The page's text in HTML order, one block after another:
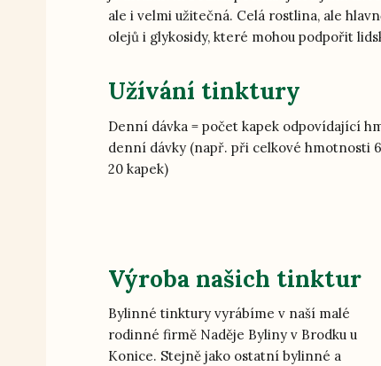
ale i velmi užitečná. Celá rostlina, ale
olejů i glykosidy, které mohou podpořit
Užívání tinktury
Denní dávka = počet kapek odpovídající
denní dávky (např. při celkové hmotnosti
20 kapek)
Výroba našich tinktur
Bylinné tinktury vyrábíme v naší malé
rodinné firmě Naděje Byliny v Brodku u
Konice. Stejně jako ostatní bylinné a